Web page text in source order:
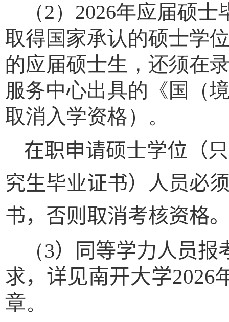
（2） 2026年应届硕士
取得国家承认的硕士学
的应届硕士生，还须在
服务中心出具的《国（
取消入学资格）。
在职申请硕士学位（
究生毕业证书）人员必
书，否则取消考核资格
（3）同等学力人员报
求，详见南开大学2026
章。